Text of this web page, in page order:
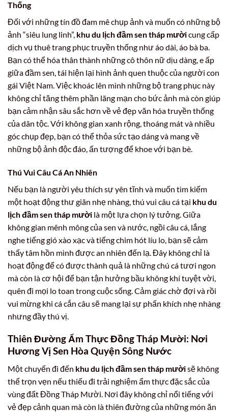
Thống
Đối với những tín đồ đam mê chụp ảnh và muốn có những bộ
ảnh “siêu lung linh”, khu du lịch đầm sen tháp mườicung cấp
dịch vụ thuê trang phục truyền thống như áo dài, áo bà ba.
Bạn có thể hóa thân thành những cô thôn nữ dịu dàng, e ấp
giữa đầm sen, tái hiện lại hình ảnh quen thuộc của người con
gái Việt Nam. Việc khoác lên mình những bộ trang phục này
không chỉ tăng thêm phần lãng mạn cho bức ảnh mà còn giúp
bạn cảm nhận sâu sắc hơn về vẻ đẹp văn hóa truyền thống
của dân tộc. Với không gian xanh rộng, thoáng mát và nhiều
góc chụp đẹp, bạn có thể thỏa sức tạo dáng và mang về
những bộ ảnh độc đáo, ấn tượng để khoe với bạn bè.
Thú Vui Câu Cá An Nhiên
Nếu bạn là người yêu thích sự yên tĩnh và muốn tìm kiếm
một hoạt động thư giãn nhẹ nhàng, thú vui câu cá tại khu du
lịch đầm sen tháp mười là một lựa chọn lý tưởng. Giữa
không gian mênh mông của sen và nước, ngồi câu cá, lắng
nghe tiếng gió xào xạc và tiếng chim hót líu lo, bạn sẽ cảm
thấy tâm hồn mình được an nhiên đến lạ. Đây không chỉ là
hoạt động để có được thành quả là những chú cá tươi ngon
mà còn là cơ hội để bạn tận hưởng bầu không khí tuyệt vời,
quên đi mọi lo toan trong cuộc sống. Cảm giác chờ đợi và rồi
vui mừng khi cá cắn câu sẽ mang lại sự phấn khích nhẹ nhàng
nhưng đầy thú vị.
Thiên Đường Ẩm Thực Đồng Tháp Mười: Nơi
Hương Vị Sen Hòa Quyện Sông Nước
Một chuyến đi đến khu du lịch đầm sen tháp mườisẽ không
thể trọn vẹn nếu thiếu đi trải nghiệm ẩm thực đặc sắc của
vùng đất Đồng Tháp Mười. Nơi đây không chỉ nổi tiếng với
vẻ đẹp cảnh quan mà còn là thiên đường của những món ăn